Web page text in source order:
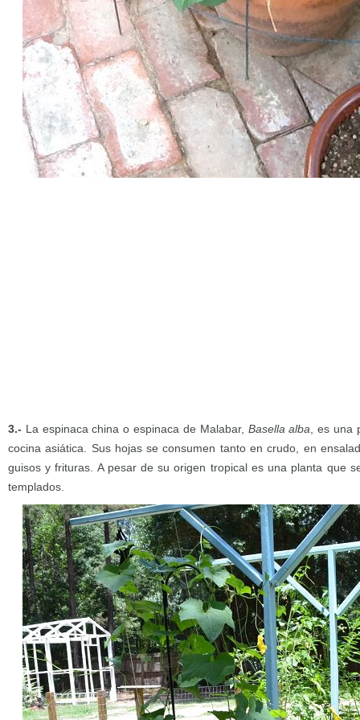
3.- La espinaca china o espinaca de Malabar, Basella alba , es
cocina asiática. Sus hojas se consumen tanto en crudo, en
guisos y frituras. A pesar de su origen tropical es una planta que
templados.